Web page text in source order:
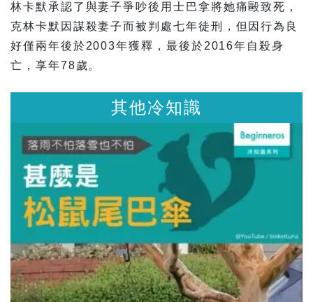
林卡默承認了與妻子爭吵後用士巴拿將她痛毆致死，
克林卡默因謀殺妻子而被判處七年徒刑，但因行為良
好僅兩年後於2003年獲釋，最後於2016年自殺身
亡，享年78歲。
其他冷知識